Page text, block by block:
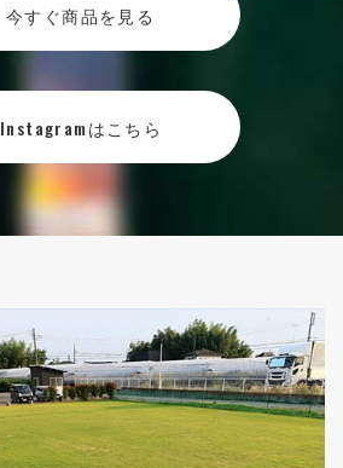
今すぐ商品を見る
Instagramはこちら